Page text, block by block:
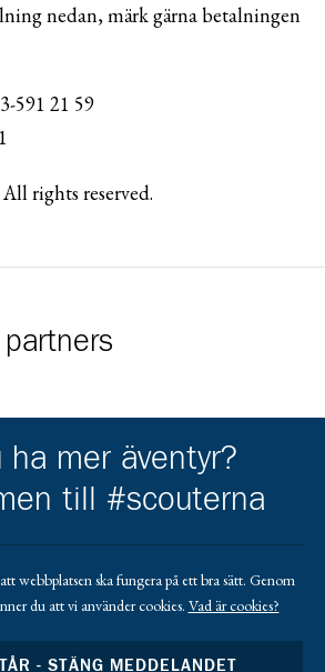
nedan, märk gärna betalningen
591 21 59
rights reserved.
https://www.lansforsakringar.se/
Gå till https://
ha mer äventyr?
till #scouterna
webbplatsen ska fungera på ett bra sätt. Genom
du att vi använder cookies. Vad är cookies?
- STÄNG MEDDELANDET